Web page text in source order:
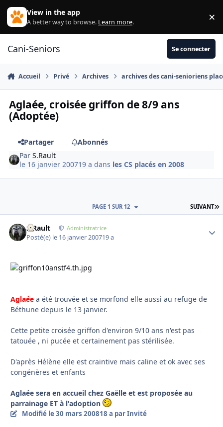
Aller au contenu
View in the app
A better way to browse. Learn more. ×
Cani-Seniors Se connecter
Accueil Privé Archives archives des cani-senioriens
Aglaée, croisée griffon de 8/9 ans
(Adoptée)
Partager
Abonnés
ParS.Rault
le 16 janvier 200719 a dans les CS placés en 2008
SUIVANT
PAGE 1 SUR 12
S.Rault Administratrice
Posté(e) le 16 janvier 200719 a
Aglaée a été trouvée et se morfond elle aussi au refuge de
Béthune depuis le 13 janvier.
Cette petite croisée griffon d'environ 9/10 ans n'est pas
tatouée , ni pucée et certainement pas stérilisée.
D'après Hélène elle est craintive mais caline et ok avec ses
congénères et enfants
Aglaée sera en accueil chez Gaëlle et est proposée au
parrainage ET à l'adoption
Modifié le 30 mars 200818 a par Invité